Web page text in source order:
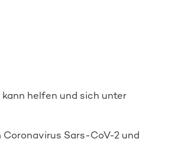
helfen und sich unter
Sars-CoV-2 und